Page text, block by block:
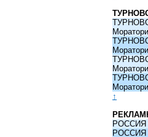
↑
РОССИЯ
РОССИЯ